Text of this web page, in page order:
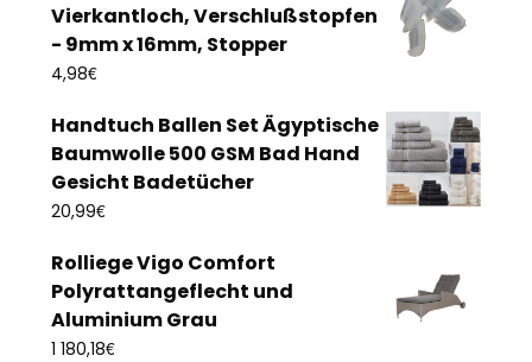
Vierkantloch, Verschlußstopfen
- 9mm x 16mm, Stopper
4,98€
Handtuch Ballen Set Ägyptische
Baumwolle 500 GSM Bad Hand
Gesicht Badetücher
20,99€
Rolliege Vigo Comfort
Polyrattangeflecht und
Aluminium Grau
1 180,18€